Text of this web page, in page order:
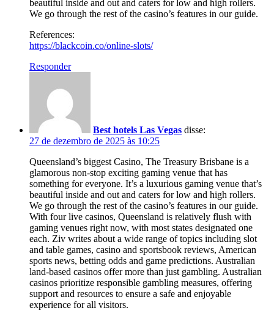
beautiful inside and out and caters for low and high rollers.
We go through the rest of the casino’s features in our guide.
References:
https://blackcoin.co/online-slots/
Responder
Best hotels Las Vegas disse:
27 de dezembro de 2025 às 10:25
Queensland’s biggest Casino, The Treasury Brisbane is a
glamorous non-stop exciting gaming venue that has
something for everyone. It’s a luxurious gaming venue that’s
beautiful inside and out and caters for low and high rollers.
We go through the rest of the casino’s features in our guide.
With four live casinos, Queensland is relatively flush with
gaming venues right now, with most states designated one
each. Ziv writes about a wide range of topics including slot
and table games, casino and sportsbook reviews, American
sports news, betting odds and game predictions. Australian
land-based casinos offer more than just gambling. Australian
casinos prioritize responsible gambling measures, offering
support and resources to ensure a safe and enjoyable
experience for all visitors.